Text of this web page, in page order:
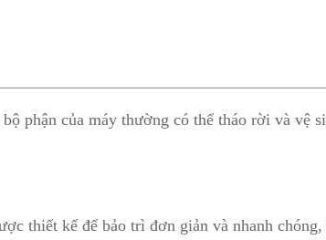
bộ phận của máy thường có thể tháo rời và vệ
thiết kế để bảo trì đơn giản và nhanh